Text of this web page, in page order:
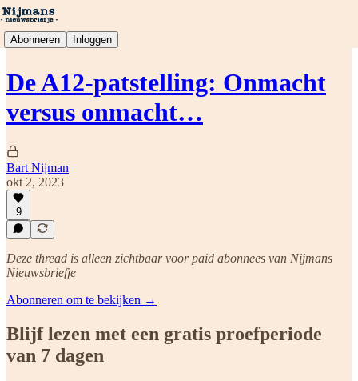
Abonneren Inloggen
De A12-patstelling: Onmacht
versus onmacht…
Bart Nijman
okt 2, 2023
9
Deze thread is alleen zichtbaar voor paid abonnees van Nijmans
Nieuwsbriefje
Abonneren om te bekijken →
Blijf lezen met een gratis proefperiode
van 7 dagen